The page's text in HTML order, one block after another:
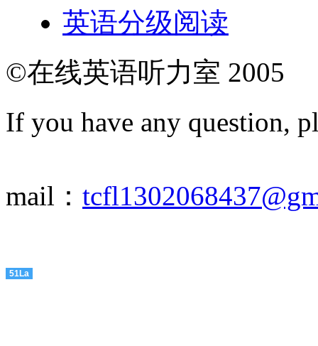
英语分级阅读
©在线英语听力室 2005
If you have any question,
mail：
51La